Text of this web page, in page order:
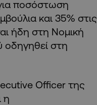
ποσόστωση
και 35% στις
ήδη στη Νομική
οδηγηθεί στη
Officer της
η